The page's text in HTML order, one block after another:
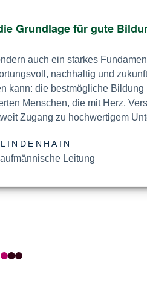
Grund­lage für gute Bil­dung
auch ein star­kes Fun­da­ment
nach­hal­tig und
die best­mög­liche Bil­dung
Men­schen, die mit Herz,
zu hoc­hwer­tigem
Leitung
012